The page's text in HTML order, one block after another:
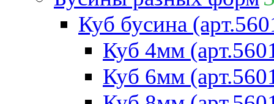
Куб бусина
Куб 4мм
Куб 6мм